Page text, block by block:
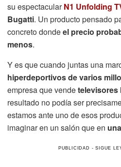
su espectacularN1 Unfolding
Bugatti. Un producto pensado
concreto dondeel precio
menos.
Y es que cuando juntas una
hiperdeportivos de varios
empresa que vendetelevisores
resultado no podía ser
estamos ante uno de esos
imaginar en un salón que en